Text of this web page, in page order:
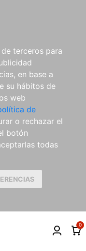
terceros para
en base a
su hábitos de
web
de
o rechazar el
botón
todas
0